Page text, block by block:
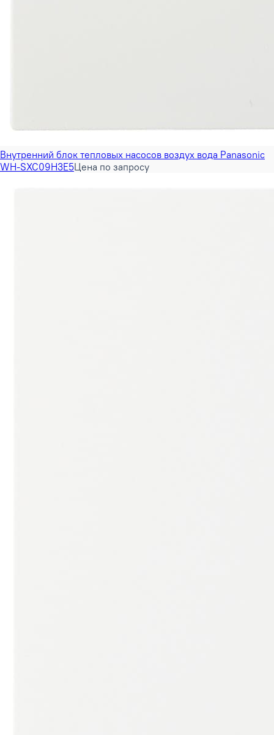
Внутренний блок тепловых насосов воздух вода Panasonic
WH-SXC09H3E5Цена по запросу